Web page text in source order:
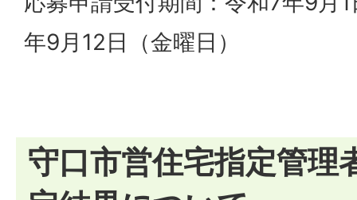
年9月12日（金曜日）
守口市営住宅指定管理